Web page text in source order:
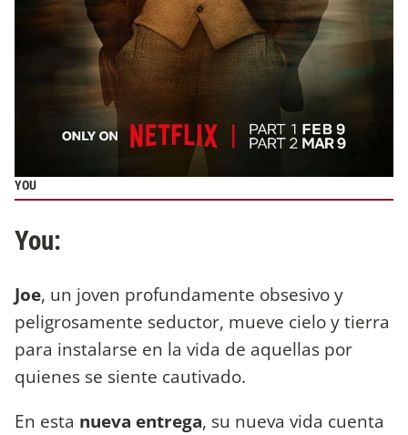
YOU
You:
Joe, un joven profundamente obsesivo y
peligrosamente seductor, mueve cielo y tierra
para instalarse en la vida de aquellas por
quienes se siente cautivado.
En esta nueva entrega, su nueva vida cuenta